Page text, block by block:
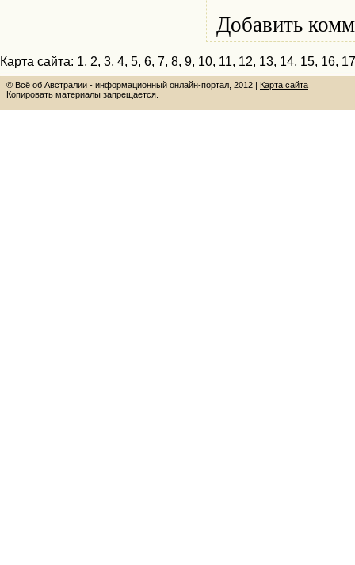
Добавить
Карта сайта: 1, 2, 3, 4, 5, 6, 7, 8, 9, 10, 11, 12, 13, 14, 15, 16, 17
© Всё об Австралии - информационный онлайн-портал, 2012 | Карта сайта
Копировать материалы запрещается.